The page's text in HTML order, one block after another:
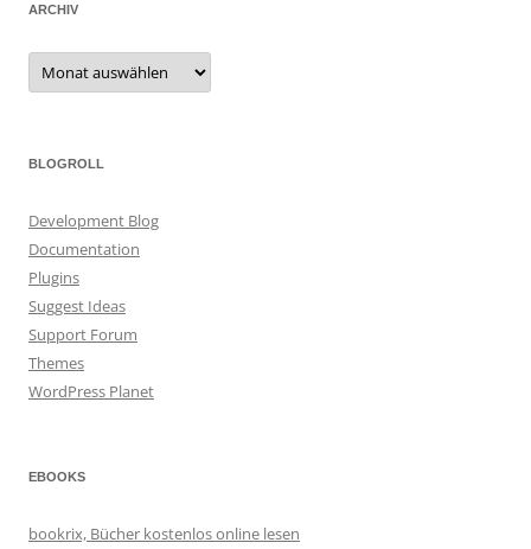
ARCHIV
Archiv
BLOGROLL
Development Blog
Documentation
Plugins
Suggest Ideas
Support Forum
Themes
WordPress Planet
EBOOKS
bookrix, Bücher kostenlos online lesen